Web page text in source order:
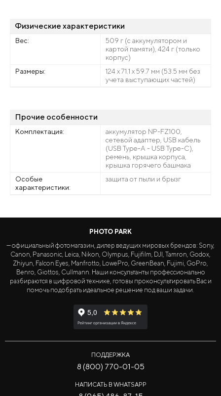
Физические характеристики
Вес:
509 г (с аккумулятором и
картой памяти), 424 г (только
корпус)
Размеры:
124 х 71.1 х 59.7 мм (53.5 мм без
учета выступающих частей)
Прочие особенности
Комплектация:
аккумулятор NP-FZ100,
сетевой адаптер, USB кабель
(USB Type-A - USB Type-C),
ремень, крышка корпуса,
крышка горячего башмака
Особые
характеристики:
защита от пыли и брызг
PHOTO PARK
— официальный фотомагазин, дилер ведущих мировых брендов: Sony,
Canon, Panasonic, Leica, Nikon, Olympus, Fujifilm, DJI, Tamron, Godox,
Zhiyun, Falcon Eyes, Manfrotto, LowePro, GreenBean, Fujimi, GoPro,
Benro, Giottos, Cullmann. Наши консультанты профессионально
разбираются в цифровой технике, готовы проконсультировать Вас и
помочь подобрать идеальное решение под ваши задачи.
ПОДДЕРЖКА
8 (800) 770-01-05
НАПИСАТЬ В WHATSAPP